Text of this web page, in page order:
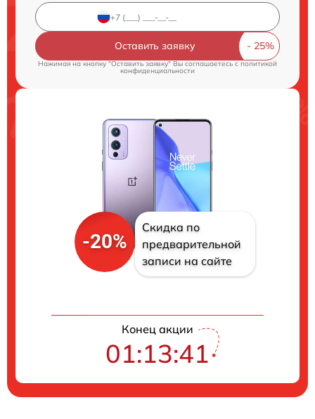
Оставить заявку
Нажимая на кнопку "Оставить заявку" Вы соглашаетесь c политикой
конфиденциальности
-20%
Скидка по
предварительной
записи на сайте
Конец акции
01:13:40